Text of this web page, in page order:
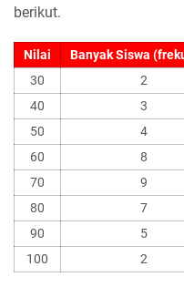
berikut.
Nilai
Banyak Siswa
30
2
40
3
50
4
60
8
70
9
80
7
90
5
100
2